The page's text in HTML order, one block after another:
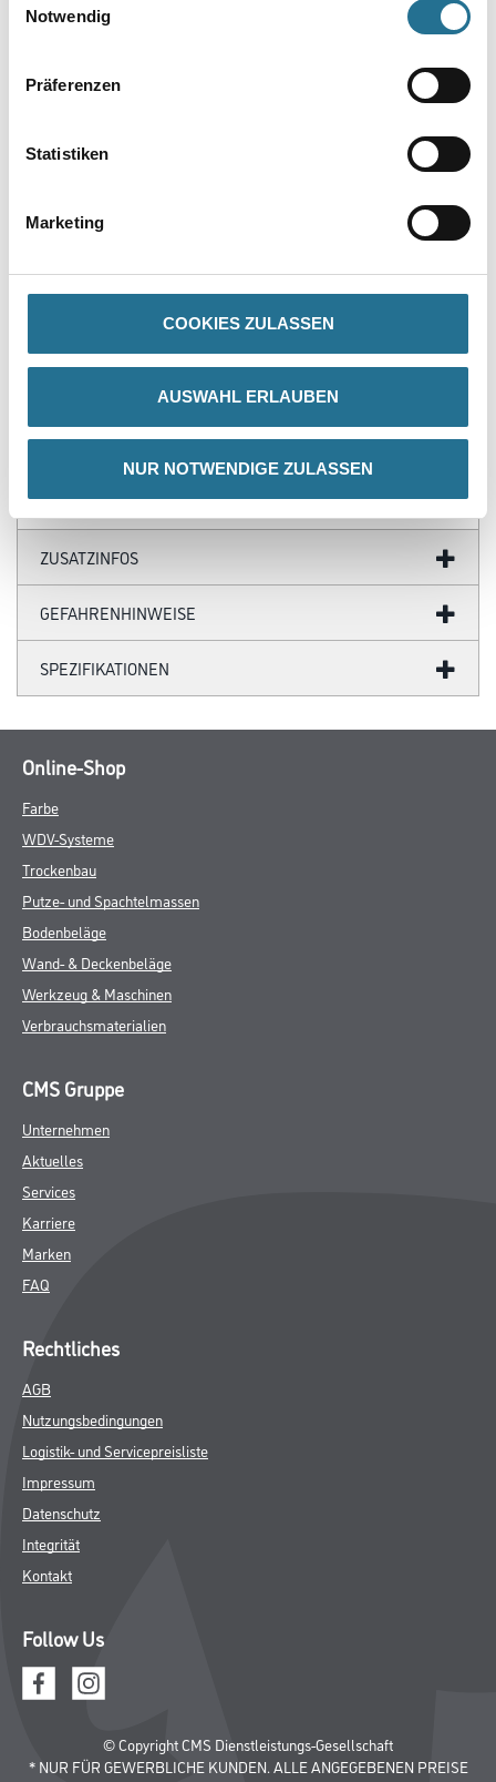
Notwendig
Präferenzen
Statistiken
Marketing
COOKIES ZULASSEN
AUSWAHL ERLAUBEN
NUR NOTWENDIGE ZULASSEN
Techno Skelettpistole
4043-003674
sehen
WD Skelettpistole für
320ml Standard
PRODUKTEIGENSCHAFTEN
- HDF Kern, ummantelt mit dem chlorfreien Polyblend auf Basis
- Mit der Stanze fugenlose Außen- und passgenaue Innenecken
- TFC totally chlorine-free
ZUSATZINFOS
GEFAHRENHINWEISE
SPEZIFIKATIONEN
Online-Shop
Farbe
WDV-Systeme
Trockenbau
Putze- und Spachtelmassen
Bodenbeläge
Wand- & Deckenbeläge
Werkzeug & Maschinen
Verbrauchsmaterialien
CMS Gruppe
Unternehmen
Aktuelles
Services
Karriere
Marken
FAQ
Rechtliches
AGB
Nutzungsbedingungen
Logistik- und Servicepreisliste
Impressum
Datenschutz
Integrität
Kontakt
Follow Us
© Copyright CMS Dienstleistungs-Gesellschaft
* NUR FÜR GEWERBLICHE KUNDEN. ALLE ANGEGEBENEN PREISE